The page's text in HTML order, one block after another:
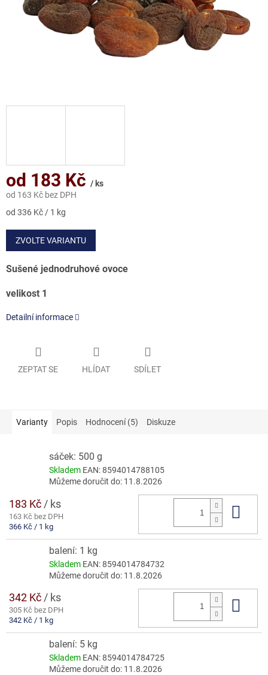
od 183 Kč / ks
od 163 Kč bez DPH
Měrná
od 336 Kč / 1 kg
ZVOLTE VARIANTU
Sušené jednodruhové ovoce
velikost 1
Detailní informace
ZEPTAT SE HLÍDAT SDÍLET
Varianty Popis Hodnocení (5) Diskuze
sáček: 500 g
Skladem EAN:8594014788105
Můžeme doručit do: 11.8.2026
183 Kč / ks
163 Kč bez DPH
Měrná
366 Kč / 1 kg
balení: 1 kg
Skladem EAN:8594014784732
Můžeme doručit do: 11.8.2026
342 Kč/ ks
305 Kč bez DPH
Měrná
342 Kč / 1 kg
balení: 5 kg
Skladem EAN:8594014784725
Můžeme doručit do: 11.8.2026